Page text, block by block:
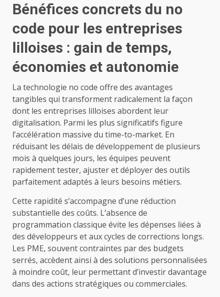
Bénéfices concrets du no
code pour les entreprises
lilloises : gain de temps,
économies et autonomie
La technologie no code offre des avantages
tangibles qui transforment radicalement la façon
dont les entreprises lilloises abordent leur
digitalisation. Parmi les plus significatifs figure
l’accélération massive du time-to-market. En
réduisant les délais de développement de plusieurs
mois à quelques jours, les équipes peuvent
rapidement tester, ajuster et déployer des outils
parfaitement adaptés à leurs besoins métiers.
Cette rapidité s’accompagne d’une réduction
substantielle des coûts. L’absence de
programmation classique évite les dépenses liées à
des développeurs et aux cycles de corrections longs.
Les PME, souvent contraintes par des budgets
serrés, accèdent ainsi à des solutions personnalisées
à moindre coût, leur permettant d’investir davantage
dans des actions stratégiques ou commerciales.